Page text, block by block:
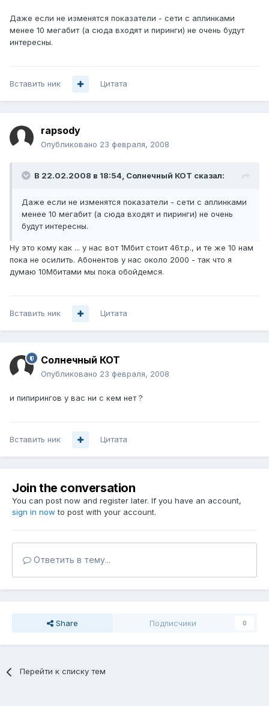
Даже если не изменятся показатели - сети с аплинками
менее 10 мегабит (а сюда входят и пиринги) не очень будут
интересны.
Вставить ник Цитата
rapsody
Опубликовано 23 февраля, 2008
В 22.02.2008 в 18:54, Солнечный КОТ сказал:
Даже если не изменятся показатели - сети с аплинками
менее 10 мегабит (а сюда входят и пиринги) не очень
будут интересны.
Ну это кому как ... у нас вот 1Мбит стоит 46т.р., и те же 10 нам
пока не осилить. Абонентов у нас около 2000 - так что я
думаю 10Мбитами мы пока обойдемся.
Вставить ник Цитата
Солнечный КОТ
Опубликовано 23 февраля, 2008
и пипирингов у вас ни с кем нет ?
Вставить ник Цитата
Join the conversation
You can post now and register later. If you have an account,
sign in now to post with your account.
Ответить в тему...
Share Подписчики 0
Перейти к списку тем